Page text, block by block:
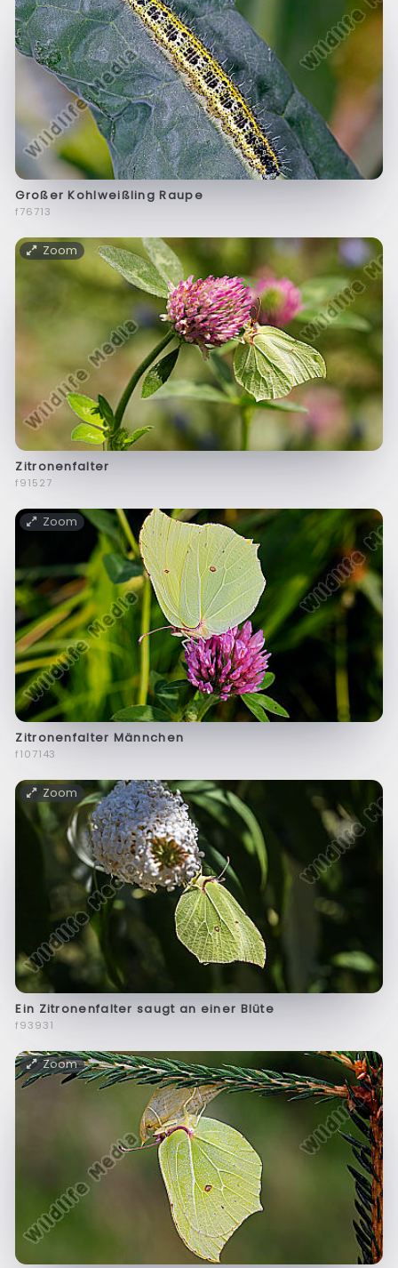
Großer Kohlweißling Raupe
f76713
Zoom
Zitronenfalter
f91527
Zoom
Zitronenfalter Männchen
f107143
Zoom
Ein Zitronenfalter saugt an einer Blüte
f93931
Zoom